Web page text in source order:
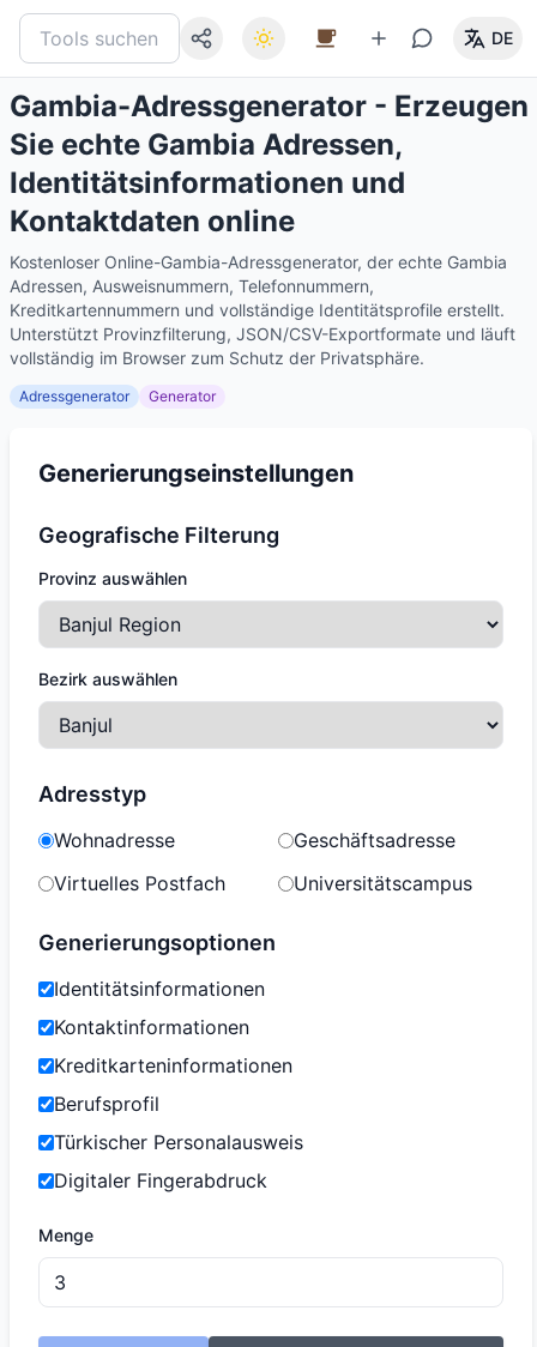
DE
Gambia-Adressgenerator - Erzeugen
Sie echte Gambia Adressen,
Identitätsinformationen und
Kontaktdaten online
Kostenloser Online-Gambia-Adressgenerator, der echte Gambia
Adressen, Ausweisnummern, Telefonnummern,
Kreditkartennummern und vollständige Identitätsprofile erstellt.
Unterstützt Provinzfilterung, JSON/CSV-Exportformate und läuft
vollständig im Browser zum Schutz der Privatsphäre.
Adressgenerator Generator
Generierungseinstellungen
Geografische Filterung
Provinz auswählen
Bezirk auswählen
Adresstyp
Wohnadresse
Geschäftsadresse
Virtuelles Postfach
Universitätscampus
Generierungsoptionen
Identitätsinformationen
Kontaktinformationen
Kreditkarteninformationen
Berufsprofil
Türkischer Personalausweis
Digitaler Fingerabdruck
Menge